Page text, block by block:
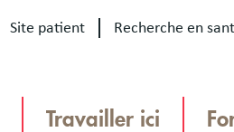
Site patient Recherche en
Travailler ici